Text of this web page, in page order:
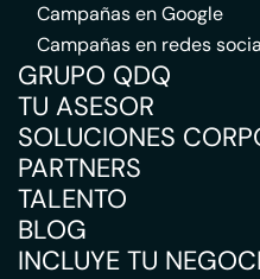
Campañas en Google
Campañas en redes
GRUPO QDQ
TU ASESOR
SOLUCIONES
PARTNERS
TALENTO
BLOG
INCLUYE TU